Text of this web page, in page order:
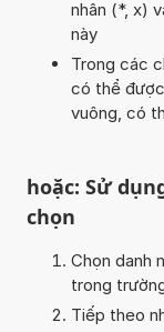
nhân (*, x)
này
Trong các
có thể
vuông, có
hoặc: Sử
chọn
Chọn danh
trong
Tiếp theo